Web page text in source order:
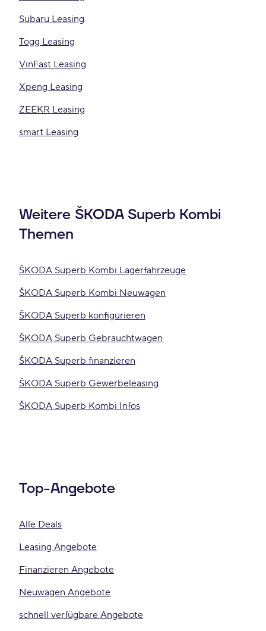
Subaru Leasing
Togg Leasing
VinFast Leasing
Xpeng Leasing
ZEEKR Leasing
smart Leasing
Weitere ŠKODA Superb Kombi
Themen
ŠKODA Superb Kombi Lagerfahrzeuge
ŠKODA Superb Kombi Neuwagen
ŠKODA Superb konfigurieren
ŠKODA Superb Gebrauchtwagen
ŠKODA Superb finanzieren
ŠKODA Superb Gewerbeleasing
ŠKODA Superb Kombi Infos
Top-Angebote
Alle Deals
Leasing Angebote
Finanzieren Angebote
Neuwagen Angebote
schnell verfügbare Angebote